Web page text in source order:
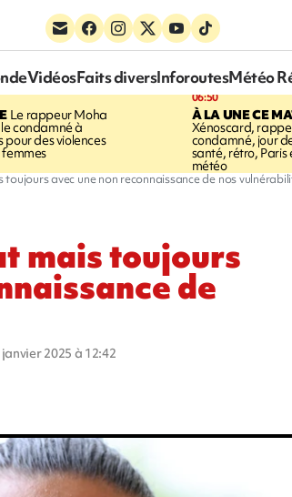
VidéosFaits diversInforoutesMétéo
Le rappeur Moha
condamné à
pour des violences
06:50
À LA UNE CE
Xénoscard,
condamné, jour
santé, rétro, Paris
météo
toujours avec une non reconnaissance de nos
mais toujours
de
2025 à 12:42